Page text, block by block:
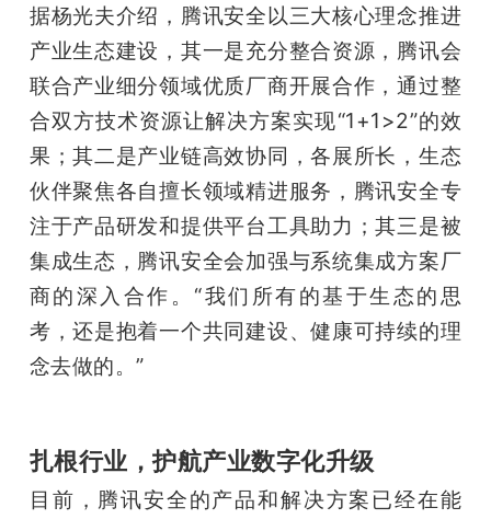
据杨光夫介绍，腾讯安全以三大核心理念推进
产业生态建设，其一是充分整合资源，腾讯会
联合产业细分领域优质厂商开展合作，通过整
合双方技术资源让解决方案实现“1+1>2”的效
果；其二是产业链高效协同，各展所长，生态
伙伴聚焦各自擅长领域精进服务，腾讯安全专
注于产品研发和提供平台工具助力；其三是被
集成生态，腾讯安全会加强与系统集成方案厂
商的深入合作。“我们所有的基于生态的思
考，还是抱着一个共同建设、健康可持续的理
念去做的。”
扎根行业，护航产业数字化升级
目前，腾讯安全的产品和解决方案已经在能